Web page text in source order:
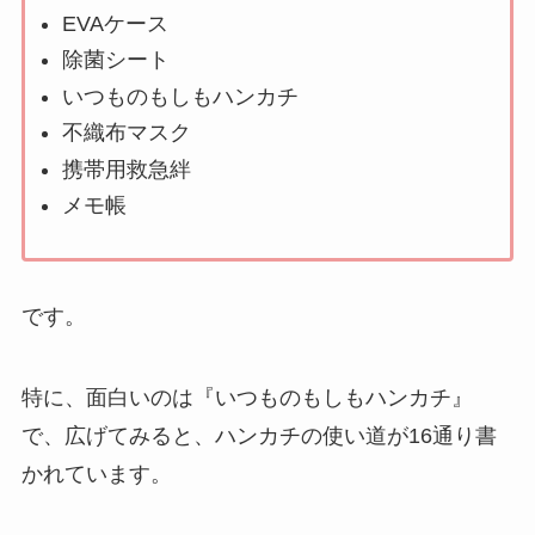
EVAケース
除菌シート
いつものもしもハンカチ
不織布マスク
携帯用救急絆
メモ帳
です。
特に、面白いのは『いつものもしもハンカチ』
で、広げてみると、ハンカチの使い道が16通り書
かれています。